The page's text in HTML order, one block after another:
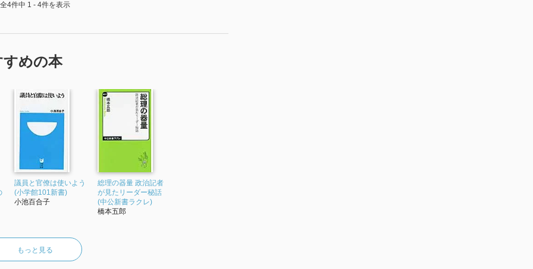
全4件中 1 - 4件を表示
めの本
議員と官僚は使いよう
(小学館101新書)
小池百合子
総理の器量 政治記者
が見たリーダー秘話
(中公新書ラクレ)
橋本五郎
もっと見る